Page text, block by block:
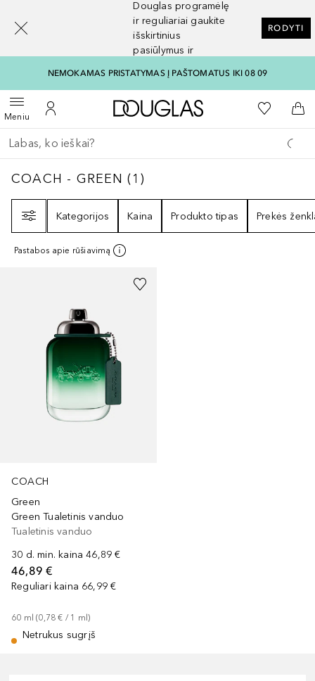
Douglas programėlę
ir reguliariai gaukite
išskirtinius
pasiūlymus ir
RODYTI
NEMOKAMAS PRISTATYMAS Į PAŠTOMATUS IKI 08 09
MeniuAtidaryti meniuĮ mano paskyrą
Į Douglas pagrindinį
Į mano
Į
Grįžk atgal
Vykdykite paiešką
COACH - GREEN 1
COACH - GREEN (1 )
Kategorijos
Kaina Produkto tipas Prekės
Pastabos apie rūšiavimą
COACH
Green
Green Tualetinis vanduo
Tualetinis vanduo
30 d. min. kaina 46,89 €
46,89 €
Reguliari kaina 66,99 €
60 ml (0,78 € / 1 ml)
Netrukus sugrįš
[navigation.slideout.screenreader]